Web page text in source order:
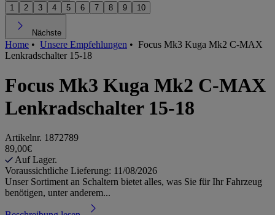
1
2 3 4 5 6 7 8 9 10
Nächste
Home • Unsere Empfehlungen • Focus Mk3 Kuga Mk2 C-MAX
Lenkradschalter 15-18
Focus Mk3 Kuga Mk2 C-MAX
Lenkradschalter 15-18
Artikelnr. 1872789
89,00€
Auf Lager.
Voraussichtliche Lieferung: 11/08/2026
Unser Sortiment an Schaltern bietet alles, was Sie für Ihr Fahrzeug
benötigen, unter anderem...